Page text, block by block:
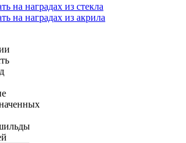
на наградах из стекла
на наградах из акрила